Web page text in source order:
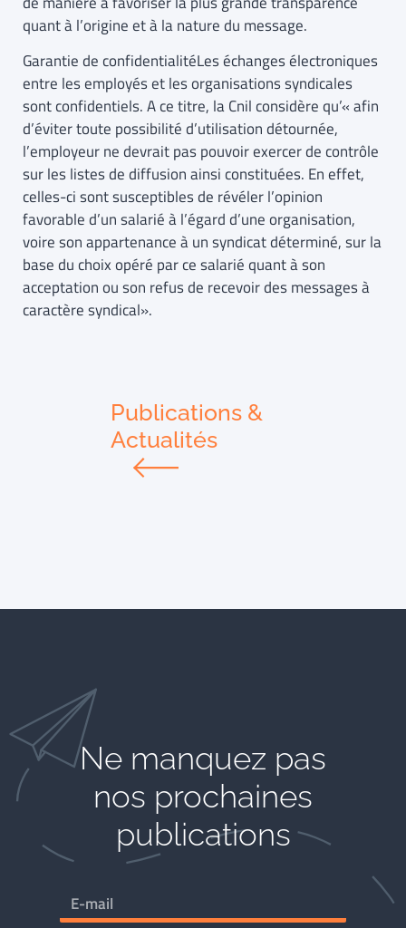
quant à l’origine et à la nature du message.
Garantie de confidentialitéLes échanges électroniques
entre les employés et les organisations syndicales
sont confidentiels. A ce titre, la Cnil considère qu’« afin
d’éviter toute possibilité d’utilisation détournée,
l’employeur ne devrait pas pouvoir exercer de contrôle
sur les listes de diffusion ainsi constituées. En effet,
celles-ci sont susceptibles de révéler l’opinion
favorable d’un salarié à l’égard d’une organisation,
voire son appartenance à un syndicat déterminé, sur la
base du choix opéré par ce salarié quant à son
acceptation ou son refus de recevoir des messages à
caractère syndical».
Publications &
Actualités
Ne manquez pas
nos prochaines
publications